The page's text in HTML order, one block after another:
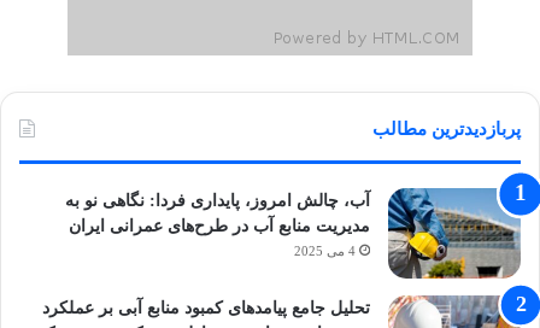
پربازدیدترین مطالب
آب، چالش امروز، پایداری فردا: نگاهی نو به
مدیریت منابع آب در طرح‌های عمرانی ایران
4 می 2025
تحلیل جامع پیامدهای کمبود منابع آبی بر عملکرد